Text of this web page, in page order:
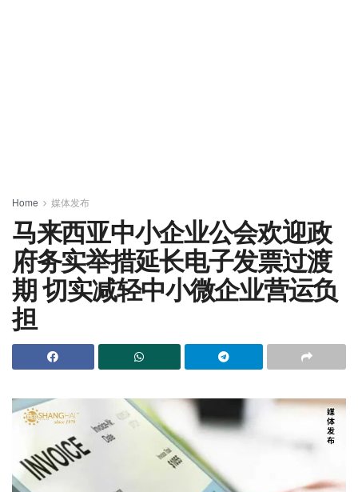
Home 媒体发布
马来西亚中小企业公会欢迎政
府务实举措延长电子发票过渡
期 切实减轻中小微企业营运负
担